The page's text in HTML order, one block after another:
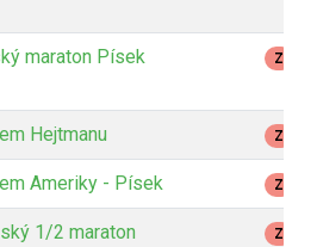
maraton Písek Z
Hejtmanu Z
Ameriky - Písek Z
1/2 maraton Z